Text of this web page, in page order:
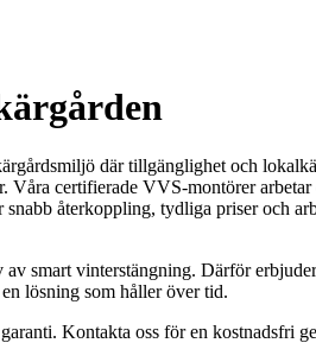
där tillgänglighet och
certifierade VVS-montörer
återkoppling, tydliga priser och
smart vinterstängning. Därför
lösning som håller över tid.
Kontakta oss för en kostnadsfri